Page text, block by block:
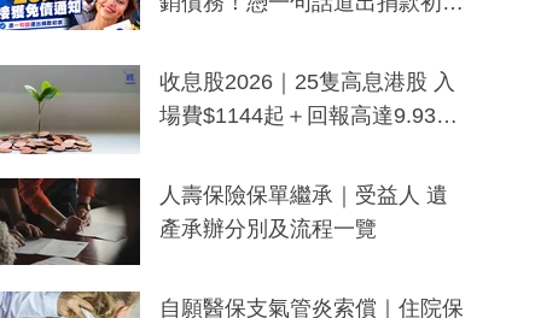
一度被誤當詐騙手段
收息股2026｜25隻高息港股 入
場費$1144起＋回報高達9.93
人壽保險保單繼承｜受益人 遺
產承辦分別及流程一覽
自願醫保支氣管炎索償｜住院保